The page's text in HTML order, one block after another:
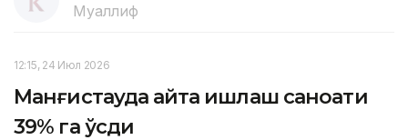
Муаллиф
12:15, 24 Июл 2026
Манғистауда қайта ишлаш саноати
39% га ўсди